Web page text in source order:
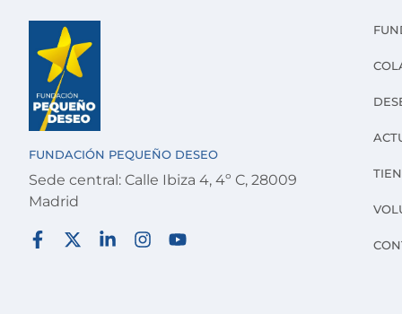
FUNDACIÓN PEQUEÑO DESEO
Sede central: Calle Ibiza 4, 4º C, 28009
Madrid